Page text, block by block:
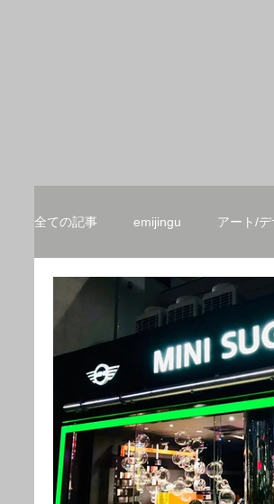
全ての記事 emijingu アート/デ
メディア出演/掲載